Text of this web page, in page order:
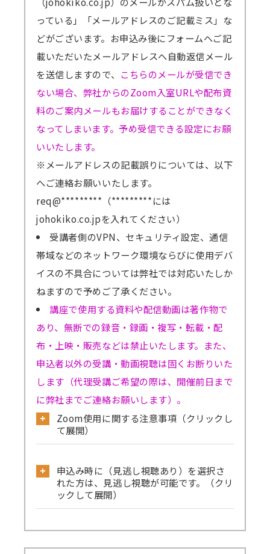
っている」「メールアドレスのご記載ミス」な
どがございます。お申込み後にフォームへご記
載いただいたメールアドレスへ自動返信メール
を送信しますので、 こちらのメールが受信でき
ない場合、弊社からのZoom入室URLや配布資
料のご案内メールもお届けすることができなく
なってしまいます。予め受信できる設定にお願
いいたします。
※メールアドレスの記載誤りについては、以下
へご連絡お願いいたします。
req@*********（*********には
johokiko.co.jpを入れてください）
受講者側のVPN、セキュリティ設定、通信
帯域などのネットワーク環境ならびに使用デバ
イスの不具合については弊社では対応いたしか
ねますので予めご了承ください。
講座で使用する資料や配信動画は著作物で
あり、無断での録音・録画・複写・転載・配
布・上映・販売などは禁止いたします。また、
申込者以外の受講・動画視聴は固くお断りいた
します（代理受講ご希望の際は、開催前日まで
に弊社までご連絡お願いします）。
Zoom使用に関する注意事項（クリックし
て展開）
ングをお試しください。
確認はこちら
→Skype／Teams／LINEなど別のミーティン
申込み時に（見逃し視聴あり）を選択さ
れた方は、見逃し視聴が可能です。（クリ
ックして展開）